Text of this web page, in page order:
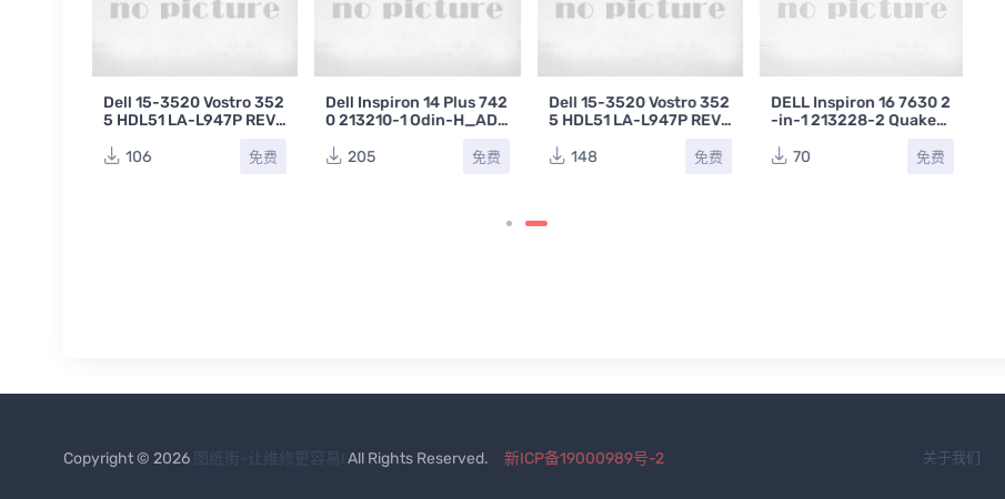
Dell 15-3520 Vostro 352
5 HDL51 LA-L947P REV
主板电路原理图
106 免费
Dell Inspiron 14 Plus 742
0 213210-1 Odin-H_ADL
尔笔记本主板电路图
205 免费
Dell 15-3520 Vostro 352
5 HDL51 LA-L947P REV
主板点位图BVR
148 免费
DELL Inspiron 16 7630 2
-in-1 213228-2 Quake_
记本电脑主板点位图CAD
70 免费
Copyright © 2026 All Rights Reserved. 新ICP备19000989号-2 关于我们